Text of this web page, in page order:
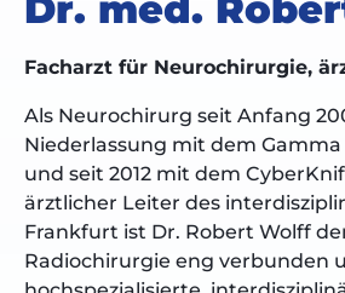
Facharzt für Neurochirurgie,
Als Neurochirurg seit Anfang
Niederlassung mit dem
und seit 2012 mit dem
ärztlicher Leiter des
Frankfurt ist Dr. Robert Wolff
Radiochirurgie eng verbunden